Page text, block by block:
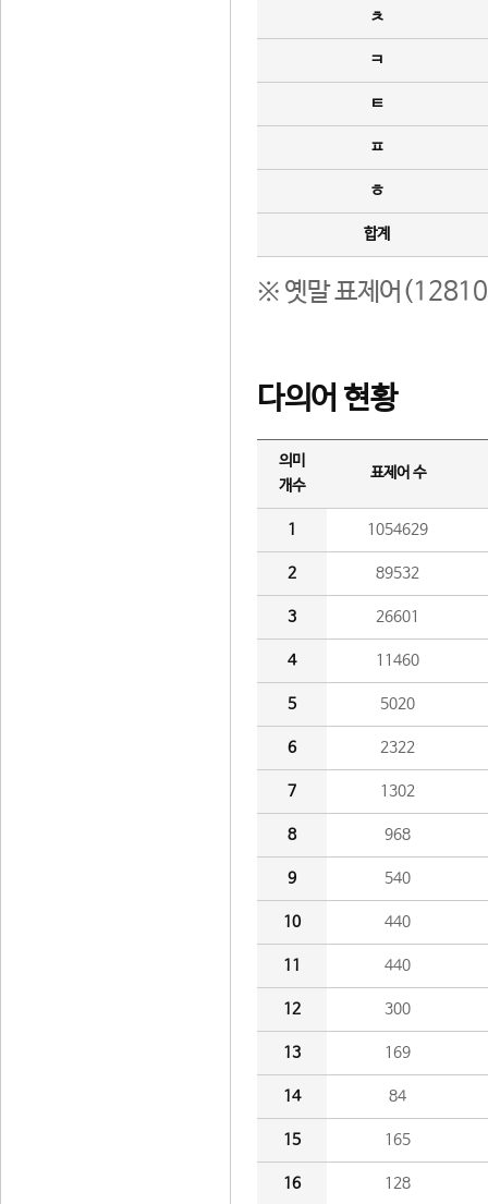
ㅊ
ㅋ
ㅌ
ㅍ
ㅎ
합계
※ 옛말 표제어(12810
다의어 현황
의미
개수
표제어 수
1 1054629
2 89532
3 26601
4 11460
5 5020
6 2322
7 1302
8 968
9 540
10 440
11 440
12 300
13 169
14 84
15 165
16 128